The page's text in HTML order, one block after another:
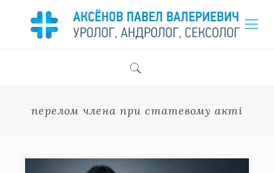
перелом члена при статевому акті